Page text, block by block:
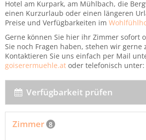
Hotel am Kurpark, am Mühlbach, die
einen Kurzurlaub oder einen längeren
Preise und Verfügbarkeiten im
Gerne können Sie hier ihr Zimmer sofort
Sie noch Fragen haben, stehen wir gerne
Kontaktieren Sie uns einfach per Mail
goiserermuehle.at oder telefonisch unter:
Verfügbarkeit prüfen
Zimmer 8